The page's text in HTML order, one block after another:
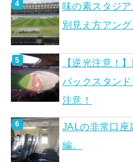
味の素スタジ
別見え方アン
【逆光注意！
バックスタン
注意！
JALの非常口
編。